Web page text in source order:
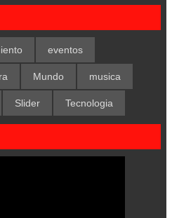
eventos
Mundo musica
Slider Tecnologia